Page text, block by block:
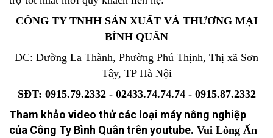
CÔNG TY TNHH SẢN XUẤT VÀ THƯƠNG MẠI
BÌNH QUÂN
ĐC: Đường La Thành, Phường Phú Thịnh, Thị xã Sơn
Tây, TP Hà Nội
SĐT: 0915.79.2332 - 02433.74.74.74 - 0915.87.2332
Tham khảo video thử các loại máy nông nghiệp
của Công Ty Bình Quân trên youtube. Vui Lòng Ấn